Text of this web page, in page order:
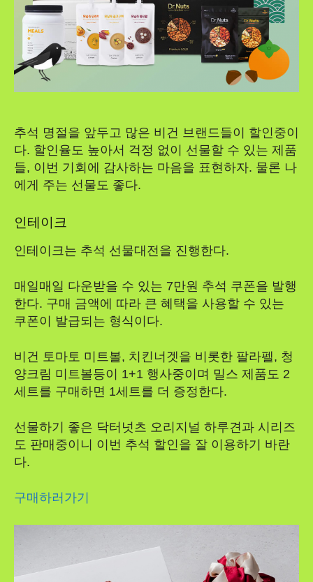
추석 명절을 앞두고 많은 비건 브랜드들이 할인중이
다. 할인율도 높아서 걱정 없이 선물할 수 있는 제품
들, 이번 기회에 감사하는 마음을 표현하자. 물론 나
에게 주는 선물도 좋다.
인테이크
인테이크는 추석 선물대전을 진행한다.
매일매일 다운받을 수 있는 7만원 추석 쿠폰을 발행
한다. 구매 금액에 따라 큰 혜택을 사용할 수 있는
쿠폰이 발급되는 형식이다.
비건 토마토 미트볼, 치킨너겟을 비롯한 팔라펠, 청
양크림 미트볼등이 1+1 행사중이며 밀스 제품도 2
세트를 구매하면 1세트를 더 증정한다.
선물하기 좋은 닥터넛츠 오리지널 하루견과 시리즈
도 판매중이니 이번 추석 할인을 잘 이용하기 바란
다.
구매하러가기